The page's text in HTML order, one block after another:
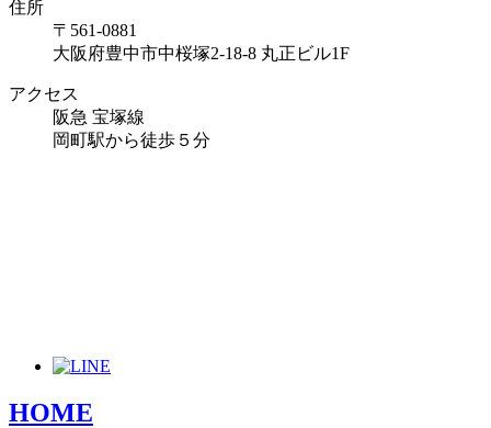
住所
〒561-0881
大阪府豊中市中桜塚2-18-8 丸正ビル1F
アクセス
阪急 宝塚線
岡町駅から徒歩５分
HOME